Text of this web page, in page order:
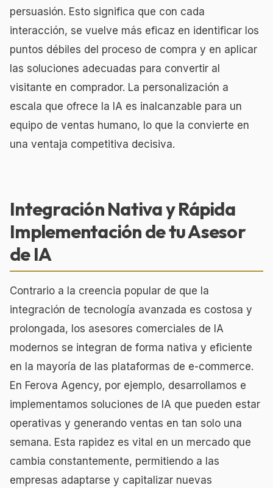
persuasión. Esto significa que con cada
interacción, se vuelve más eficaz en identificar los
puntos débiles del proceso de compra y en aplicar
las soluciones adecuadas para convertir al
visitante en comprador. La personalización a
escala que ofrece la IA es inalcanzable para un
equipo de ventas humano, lo que la convierte en
una ventaja competitiva decisiva.
Integración Nativa y Rápida
Implementación de tu Asesor
de IA
Contrario a la creencia popular de que la
integración de tecnología avanzada es costosa y
prolongada, los asesores comerciales de IA
modernos se integran de forma nativa y eficiente
en la mayoría de las plataformas de e-commerce.
En Ferova Agency, por ejemplo, desarrollamos e
implementamos soluciones de IA que pueden estar
operativas y generando ventas en tan solo una
semana. Esta rapidez es vital en un mercado que
cambia constantemente, permitiendo a las
empresas adaptarse y capitalizar nuevas